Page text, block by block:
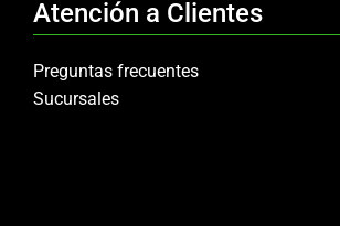
Atención a Clientes
Preguntas frecuentes
Sucursales